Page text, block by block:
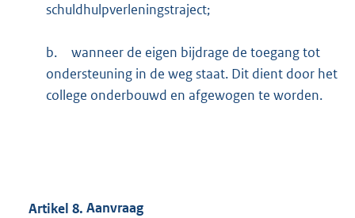
schuldhulpverleningstraject;
b.
wanneer de eigen bijdrage de toegang tot
ondersteuning in de weg staat. Dit dient door het
college onderbouwd en afgewogen te worden.
Artikel 8. Aanvraag